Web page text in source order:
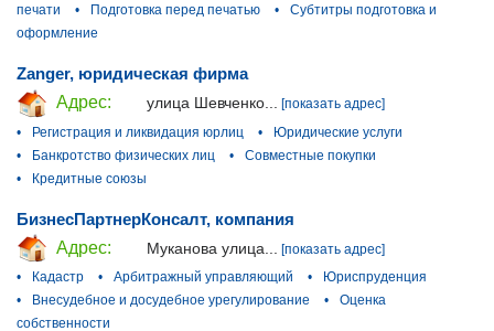
печати
• Подготовка перед печатью •
Субтитры подготовка и
оформление
Zanger, юридическая фирма
Адрес:
улица Шевченко...
[показать адрес]
•
Регистрация и ликвидация юрлиц •
Юридические услуги
•
Банкротство физических лиц •
Совместные покупки
•
Кредитные союзы
БизнесПартнерКонсалт, компания
Адрес:
Муканова улица...
[показать адрес]
•
Кадастр • Арбитражный управляющий •
Юриспруденция
•
Внесудебное и досудебное урегулирование •
Оценка
собственности